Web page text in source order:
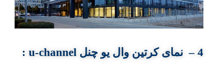
4 – نمای کرتین وال یو چنل u-channel
: